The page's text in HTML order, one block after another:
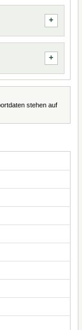
stehen auf